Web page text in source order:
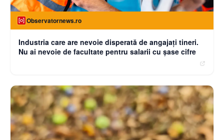
Observatornews.ro
Industria care are nevoie disperată de angajaţi tineri.
Nu ai nevoie de facultate pentru salarii cu şase cifre